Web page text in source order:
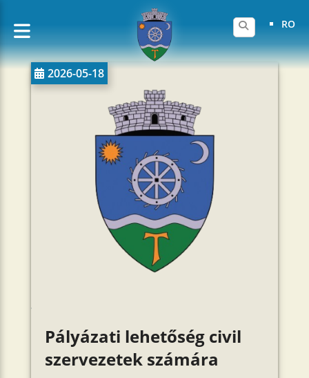
RO
2026-05-18
Pályázati lehetőség civil
szervezetek számára